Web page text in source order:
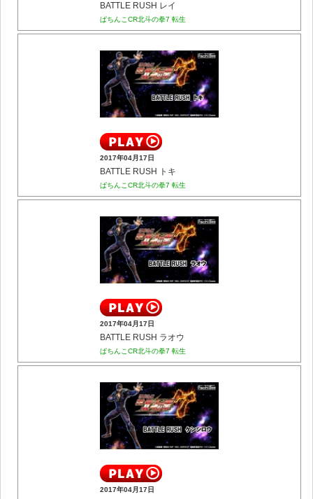
BATTLE RUSH レイ
ぱちんこCR北斗の拳7 転生
2017年04月17日
BATTLE RUSH トキ
ぱちんこCR北斗の拳7 転生
2017年04月17日
BATTLE RUSH ラオウ
ぱちんこCR北斗の拳7 転生
2017年04月17日